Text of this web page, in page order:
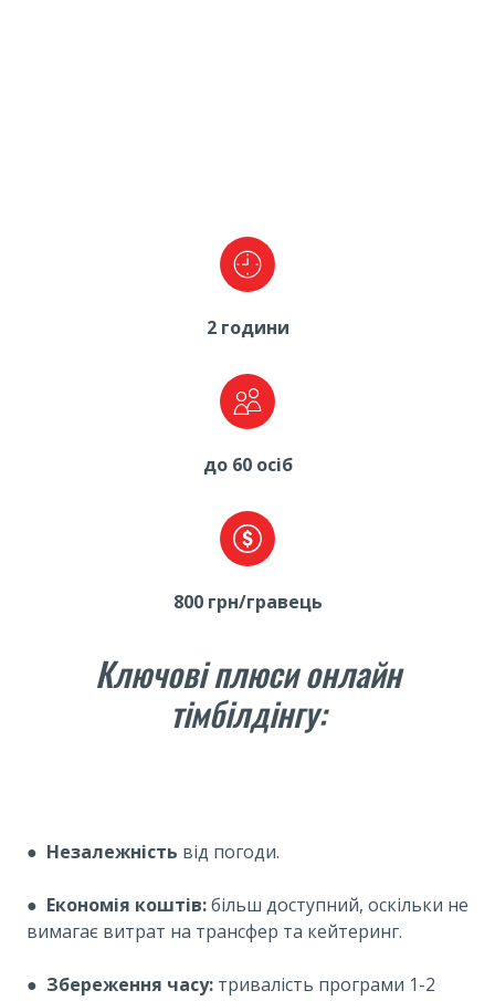
2 години
до 60 осіб
800 грн/гравець
Ключові плюси онлайн
тімбілдінгу:
● Незалежність від погоди.
● Економія коштів:більш доступний, оскільки не
вимагає витрат на трансфер та кейтеринг.
● Збереження часу: тривалість програми 1-2